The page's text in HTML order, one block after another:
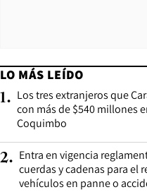
LO MÁS LEÍDO
1. Los tres extranjeros que
con más de $540 millones
Coquimbo
2. Entra en vigencia
cuerdas y cadenas para el
vehículos en panne o